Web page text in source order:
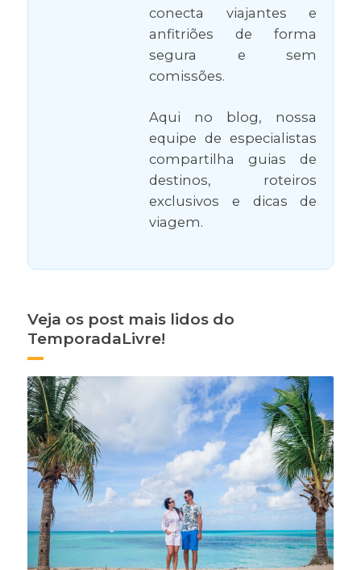
conecta viajantes e
anfitriões de forma
segura e sem
comissões.
Aqui no blog, nossa
equipe de especialistas
compartilha guias de
destinos, roteiros
exclusivos e dicas de
viagem.
Veja os post mais lidos do
TemporadaLivre!